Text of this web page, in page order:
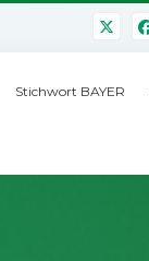
Stichwort BAYER